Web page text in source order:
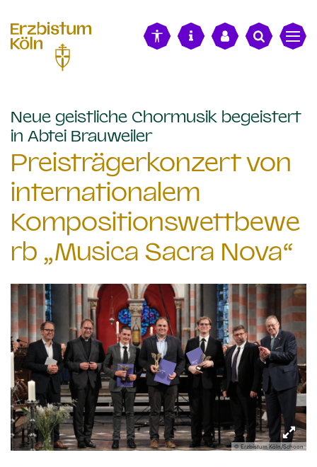
Neue geistliche Chormusik begeistert
in Abtei Brauweiler:
Preisträgerkonzert von
internationalem
Kompositionswettbewe
rb „Musica Sacra Nova“
© Erzbistum Köln/Schoon